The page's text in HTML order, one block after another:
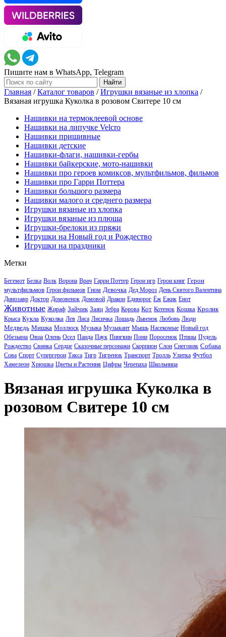
Пишите нам в WhatsApp, Telegram
Главная /Каталог товаров /Игрушки вязаные из хлопка /
Вязаная игрушка Куколка в розовом Свитере 10 см
Нашивки на термоклеевой основе
Нашивки на липучке Velcro
Нашивки пришивные
Нашивки детские
Нашивки-флаги, нашивки-гербы
Нашивки байкерские, мото-нашивки
Нашивки про героев комиксов, мультфильмов, фильмов
Нашивки про Гарри Поттера
Нашивки большого размера
Нашивки малого и среднего размера
Игрушки вязаные из хлопка
Игрушки вязаные из плюша
Игрушки-брелоки из пряжи
Игрушки на Новый год и Рождество
Игрушки на праздники
Метки
Бегемот Белка Волк Ворона Врач Гарри Поттер Герои игр Герои книг Герои
мультфильмов Герои фильмов Гном Девочка Дед Мороз День Святого Валентина
Динозавр Доктор Домовенок Домовой Дракон Единорог Ёж Ежик Енот
Животные Жираф Зайчик Заяц Зебра Корова Кот Котенок Кошка Кролик
Крыса Кукла Куколка Лев Лиса Лисичка Лошадь Львенок Любовь Люди
Медведь Мишка Моллюск Музыка Музыкант Мышь Насекомые Новый год
Обезьяна Овца Олень Осел Панда Паук Пингвин Пони Поросенок Птицы Пудель
Рождество Свинка Сердце Сказочные персонажи Скорпион Слон Снеговик Собака
Сова Спорт Супергерои Такса Тигр Тигренок Транспорт Тролль Улитка Футбол
Хамелеон Хрюшка Цветы и Растения Цифры Черепаха Школьница
Вязаная игрушка Куколка в
розовом Свитере 10 см